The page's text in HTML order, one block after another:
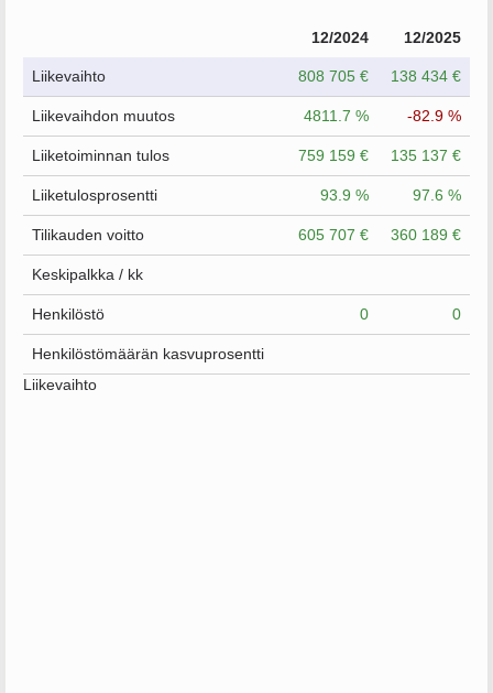
12/2024 12/2025
Liikevaihto 808 705 € 138 434 €
Liikevaihdon muutos 4811.7 % -82.9 %
Liiketoiminnan tulos 759 159 € 135 137 €
Liiketulosprosentti 93.9 % 97.6 %
Tilikauden voitto 605 707 € 360 189 €
Keskipalkka / kk
Henkilöstö 0 0
Henkilöstömäärän kasvuprosentti
Liikevaihto